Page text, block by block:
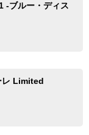
-ブルー・ディス
レ Limited